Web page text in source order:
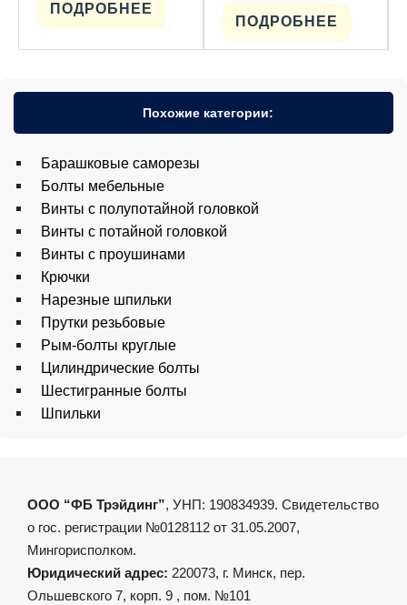
ПОДРОБНЕЕ
ПОДРОБНЕЕ
Похожие категории:
Барашковые саморезы
Болты мебельные
Винты с полупотайной головкой
Винты с потайной головкой
Винты с проушинами
Крючки
Нарезные шпильки
Прутки резьбовые
Рым-болты круглые
Цилиндрические болты
Шестигранные болты
Шпильки
ООО “ФБ Трэйдинг”, УНП: 190834939. Свидетельство
о гос. регистрации №0128112 от 31.05.2007,
Мингорисполком.
Юридический адрес: 220073, г. Минск, пер.
Ольшевского 7, корп. 9 , пом. №101